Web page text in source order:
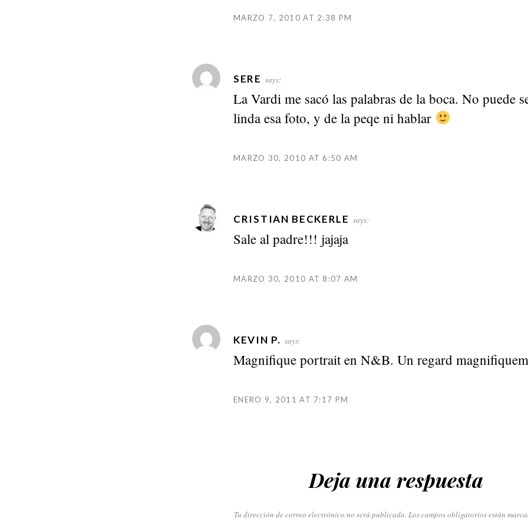
MARZO 7, 2010 AT 2:38 PM
SERE says:
La Vardi me sacó las palabras de la boca. No puede
linda esa foto, y de la peqe ni hablar
MARZO 30, 2010 AT 6:50 AM
CRISTIAN BECKERLE says:
Sale al padre!!! jajaja
MARZO 30, 2010 AT 8:07 AM
KEVIN P. says:
Magnifique portrait en N&B. Un regard
ENERO 9, 2011 AT 7:17 PM
Deja una respuesta
Tu dirección de correo electrónico no será publicada. Los campos obligatorios están